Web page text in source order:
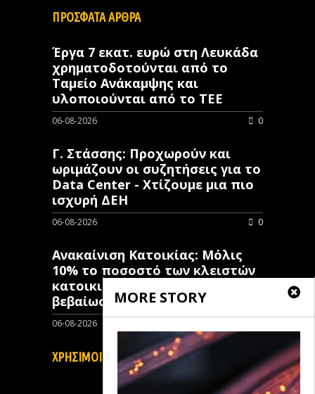
MORE STORY
ΠΡΟΣΦΑΤΑ ΑΡΘΡΑ
Έργα 7 εκατ. ευρώ στη Λευκάδα
χρηματοδοτούνται από το
Ταμείο Ανάκαμψης και
υλοποιούνται από το ΤΕΕ
06-08-2026 0
Γ. Στάσσης: Προχωρούν και
ωριμάζουν οι συζητήσεις για το
Data Center - Χτίζουμε μια πιο
ισχυρή ΔΕΗ
06-08-2026 0
Ανακαίνιση Κατοικίας: Μόλις
10% το ποσοστό των κλειστών
κατοικιών που έχουν λάβει
βεβαίωση ένταξης
06-08-2026
ΧΡΗΣΙΜΟΙ ΣΥΝΔΕΣΜΟΙ